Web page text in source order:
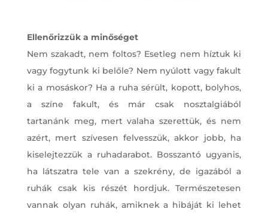
Ellenőrizzük a minőséget
Nem szakadt, nem foltos? Esetleg nem híztuk ki
vagy fogytunk ki belőle? Nem nyúlott vagy fakult
ki a mosáskor? Ha a ruha sérült, kopott, bolyhos,
a színe fakult, és már csak nosztalgiából
tartanánk meg, mert valaha szerettük, és nem
azért, mert szívesen felvesszük, akkor jobb, ha
kiselejtezzük a ruhadarabot. Bosszantó ugyanis,
ha látszatra tele van a szekrény, de igazából a
ruhák csak kis részét hordjuk. Természetesen
vannak olyan ruhák, amiknek a hibáját ki lehet